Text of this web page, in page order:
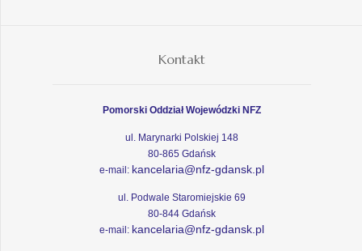
Kontakt
Pomorski Oddział Wojewódzki NFZ
ul. Marynarki Polskiej 148
80-865 Gdańsk
e-mail: kancelaria@nfz-gdansk.pl
ul. Podwale Staromiejskie 69
80-844 Gdańsk
e-mail: kancelaria@nfz-gdansk.pl